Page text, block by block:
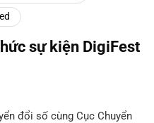
sự kiện DigiFest
đổi số cùng Cục Chuyển